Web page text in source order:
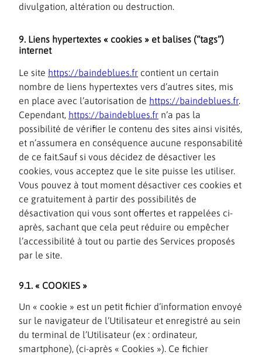
divulgation, altération ou destruction.
9. Liens hypertextes « cookies » et balises (“tags”)
internet
Le site https://baindeblues.fr contient un certain
nombre de liens hypertextes vers d’autres sites, mis
en place avec l’autorisation de https://baindeblues.fr.
Cependant, https://baindeblues.fr n’a pas la
possibilité de vérifier le contenu des sites ainsi visités,
et n’assumera en conséquence aucune responsabilité
de ce fait.Sauf si vous décidez de désactiver les
cookies, vous acceptez que le site puisse les utiliser.
Vous pouvez à tout moment désactiver ces cookies et
ce gratuitement à partir des possibilités de
désactivation qui vous sont offertes et rappelées ci-
après, sachant que cela peut réduire ou empêcher
l’accessibilité à tout ou partie des Services proposés
par le site.
9.1. « COOKIES »
Un « cookie » est un petit fichier d’information envoyé
sur le navigateur de l’Utilisateur et enregistré au sein
du terminal de l’Utilisateur (ex : ordinateur,
smartphone), (ci-après « Cookies »). Ce fichier